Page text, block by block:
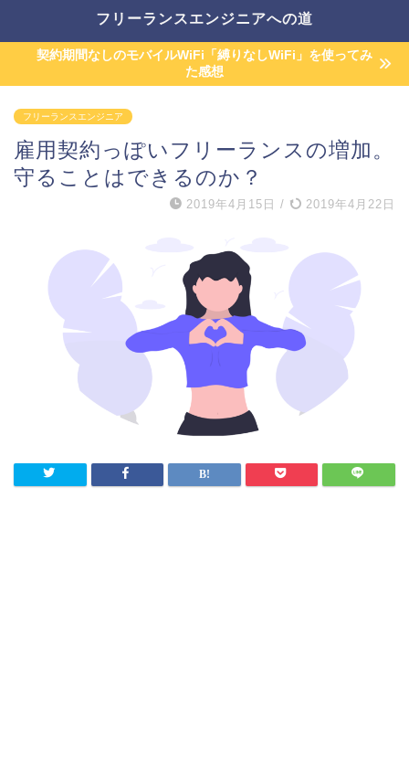
フリーランスエンジニアへの道
契約期間なしのモバイルWiFi「縛りなしWiFi」を使ってみ
た感想
フリーランスエンジニア
雇用契約っぽいフリーランスの増加。
守ることはできるのか？
2019年4月15日 / 2019年4月22日